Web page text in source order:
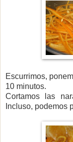
Escurrimos,
10 minutos.
Cortamos las
Incluso, podemos